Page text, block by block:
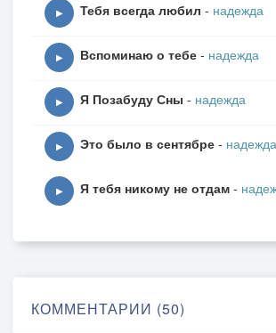
▶ Тебя всегда любил - надежда
▶ Вспоминаю о тебе - надежда
▶ Я Позабуду Сны - надежда
▶ Это было в сентябре - надежда
▶ Я тебя никому не отдам -
КОММЕНТАРИИ (50)